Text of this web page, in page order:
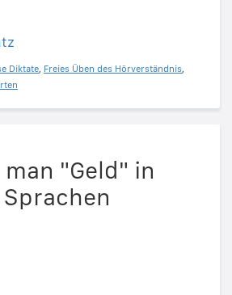
Diktate, Freies Üben des Hörverständnis,
"Geld" in